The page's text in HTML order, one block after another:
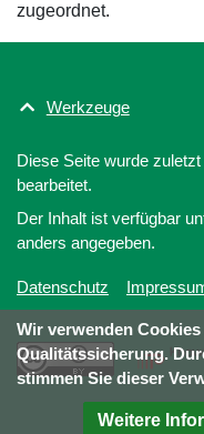
zugeordnet.
Wir verwenden
Qualitätssicherung.
stimmen Sie dieser
Weitere
Werkzeuge
Diese Seite wurde
bearbeitet.
Der Inhalt ist verfügbar
anders angegeben.
Datenschutz